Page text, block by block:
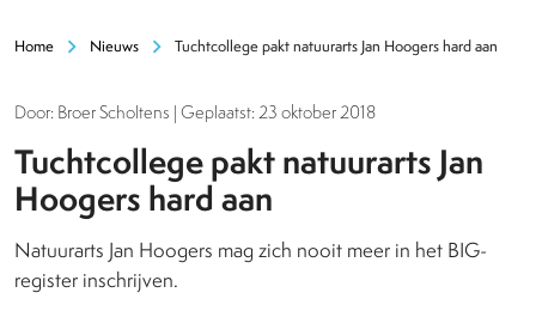
Home chevron_right Nieuws chevron_right Tuchtcollege pakt natuurarts Jan Hoogers hard aan
Door: Broer Scholtens | Geplaatst: 23 oktober 2018
Tuchtcollege pakt natuurarts Jan
Hoogers hard aan
Natuurarts Jan Hoogers mag zich nooit meer in het BIG-
register inschrijven.